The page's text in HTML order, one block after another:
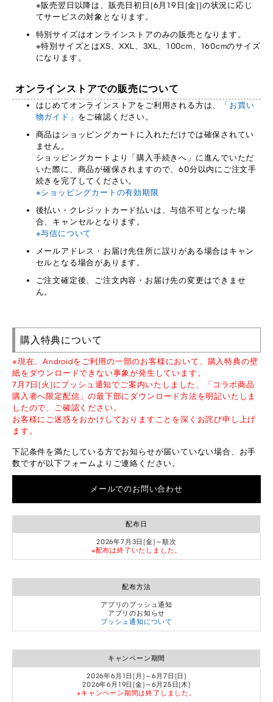
※販売翌日以降は、販売日初日(6月19日(金))の状況に応じ
てサービスの対象となります。
特別サイズはオンラインストアのみの販売となります。
※特別サイズとはXS、XXL、3XL、100cm、160cmのサイズ
になります。
オンラインストアでの販売について
はじめてオンラインストアをご利用される方は、
「お買い
物ガイド」 をご確認ください。
商品はショッピングカートに入れただけでは確保されてい
ません。
ショッピングカートより「購入手続きへ」に進んでいただ
いた際に、商品が確保されますので、60分以内にご注文手
続きを完了してください。
※ショッピングカートの有効期限
後払い・クレジットカード払いは、与信不可となった場
合、キャンセルとなります。
※与信について
メールアドレス・お届け先住所に誤りがある場合はキャン
セルとなる場合があります。
ご注文確定後、ご注文内容・お届け先の変更はできませ
ん。
購入特典について
※現在、Androidをご利用の一部のお客様において、購入特典の壁
紙をダウンロードできない事象が発生しています。
7月7日(火)にプッシュ通知でご案内いたしました、「コラボ商品
購入者へ限定配信」の最下部にダウンロード方法を明記いたしま
したので、ご確認ください。
お客様にご迷惑をおかけしておりますことを深くお詫び申し上げ
ます。
下記条件を満たしている方でお知らせが届いていない場合、お手
数ですが以下フォームよりご連絡ください。
メールでのお問い合わせ
配布日
2026年7月3日(金)～順次
※配布は終了いたしました。
配布方法
アプリのプッシュ通知
アプリのお知らせ
プッシュ通知について
キャンペーン期間
2026年6月1日(月)～6月7日(日)
2026年6月19日(金)～6月25日(木)
※キャンペーン期間は終了しました。